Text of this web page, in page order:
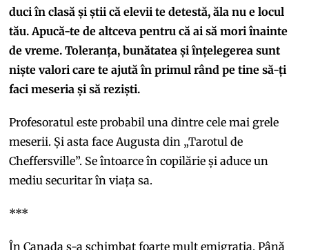
duci în clasă și știi că elevii te detestă, ăla nu e locul
tău. Apucă-te de altceva pentru că ai să mori înainte
de vreme. Toleranța, bunătatea și înțelegerea sunt
niște valori care te ajută în primul rând pe tine să-ți
faci meseria și să reziști.
Profesoratul este probabil una dintre cele mai grele
meserii. Și asta face Augusta din „Tarotul de
Cheffersville”. Se întoarce în copilărie și aduce un
mediu securitar în viața sa.
***
În Canada s-a schimbat foarte mult emigrația. Până